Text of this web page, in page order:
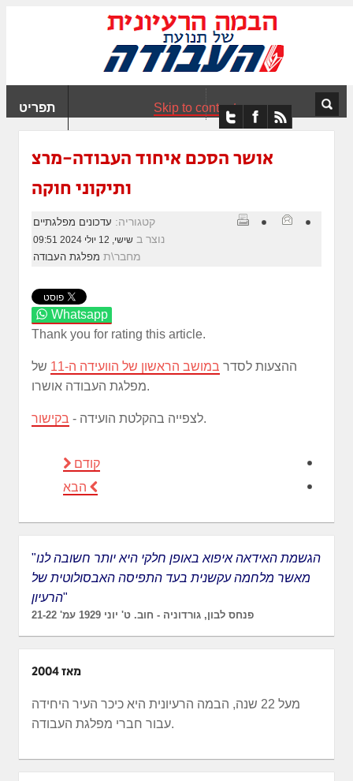
תפריט Skip to content
אושר הסכם איחוד העבודה-מרצ
ותיקוני חוקה
קטגוריה: עדכונים מפלגתיים
נוצר ב שישי, 12 יולי 2024 09:51
מחבר\ת מפלגת העבודה
Whatsapp
Thank you for rating this article.
ההצעות לסדר במושב הראשון של הוועידה ה-11
של
מפלגת העבודה אושרו.
לצפייה בהקלטת הועידה - בקישור .
קודם
הבא
"הגשמת האידאה איפוא באופן חלקי היא יותר חשובה לנו
מאשר מלחמה עקשנית בעד התפיסה האבסולוטית של
הרעיון"
פנחס לבון, גורדוניה - חוב. ט' יוני 1929 עמ' 21-22
מאז 2004
מעל 22 שנה, הבמה הרעיונית היא כיכר העיר היחידה
עבור חברי מפלגת העבודה.